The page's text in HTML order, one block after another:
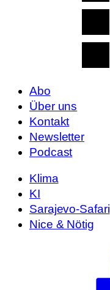
Abo
Über uns
Kontakt
Newsletter
Podcast
Klima
KI
Sarajevo-Safari
Nice & Nötig